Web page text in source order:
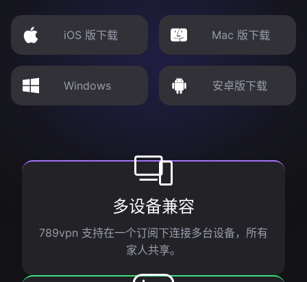
iOS 版下载 Mac 版下载
Windows 安卓版下载
多设备兼容
789vpn 支持在一个订阅下连接多台设备，所有
家人共享。